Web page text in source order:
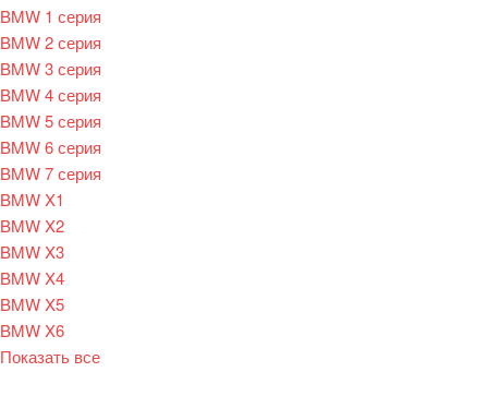
BMW 1 серия
BMW 2 серия
BMW 3 серия
BMW 4 серия
BMW 5 серия
BMW 6 серия
BMW 7 серия
BMW X1
BMW X2
BMW X3
BMW X4
BMW X5
BMW X6
Показать все